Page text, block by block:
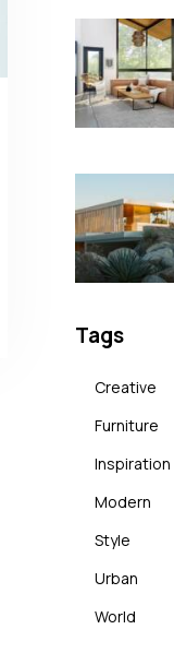
Tags
Creative
Furniture
Inspiration
Modern
Style
Urban
World